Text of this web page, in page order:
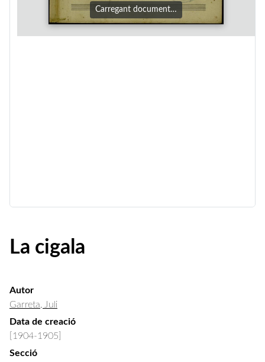
Carregant document…
La cigala
Autor
Garreta, Juli
Data de creació
[1904-1905]
Secció